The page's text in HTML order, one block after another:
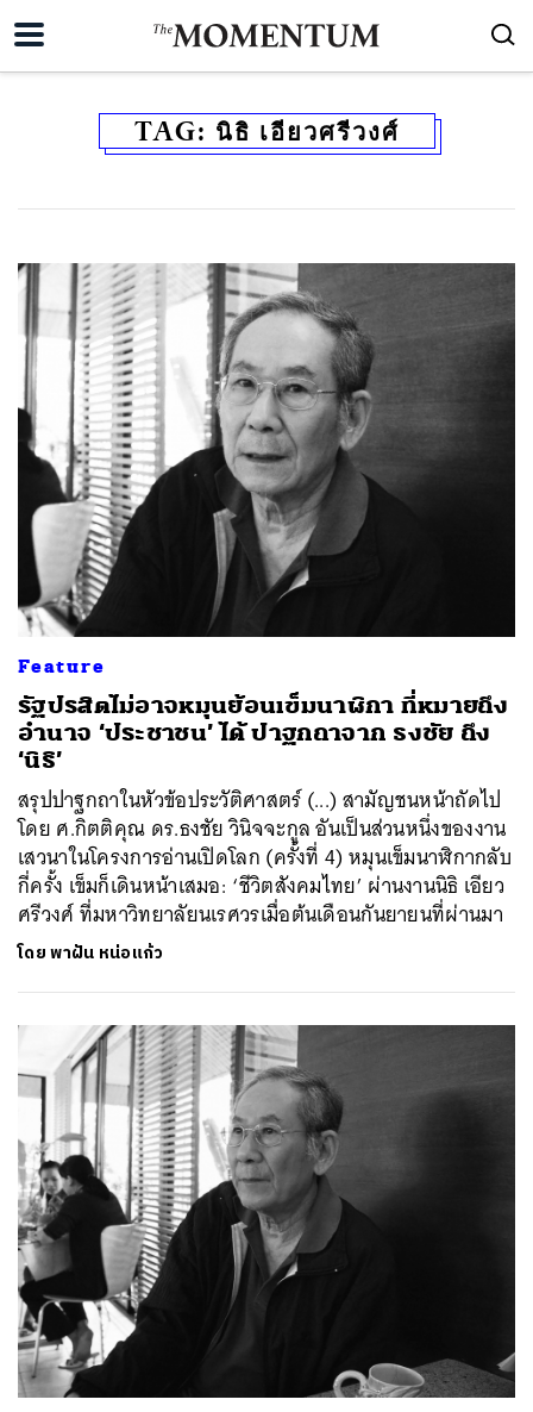
TAG: นิธิ เอียวศรีวงศ์
Feature
รัฐปรสิตไม่อาจหมุนย้อนเข็มนาฬิกา ที่หมายถึง
อำนาจ ‘ประชาชน’ ได้ ปาฐกถาจาก ธงชัย ถึง
‘นิธิ’
สรุปปาฐกถาในหัวข้อประวัติศาสตร์ (...) สามัญชนหน้าถัดไป
โดย ศ.กิตติคุณ ดร.ธงชัย วินิจจะกูล อันเป็นส่วนหนึ่งของงาน
เสวนาในโครงการอ่านเปิดโลก (ครั้งที่ 4) หมุนเข็มนาฬิกากลับ
กี่ครั้ง เข็มก็เดินหน้าเสมอ: ‘ชีวิตสังคมไทย’ ผ่านงานนิธิ เอียว
ศรีวงศ์ ที่มหาวิทยาลัยนเรศวรเมื่อต้นเดือนกันยายนที่ผ่านมา
โดยพาฝัน หน่อแก้ว